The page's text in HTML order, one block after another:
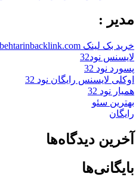
مدیر :
خرید بک لینک behtarinbacklink.com
لایسنس نود32
پسورد نود 32
اوکلی لایسنس رایگان نود 32
همیار نود 32
بهترین سئو
رایگان
آخرین دیدگاه‌ها
بایگانی‌ها